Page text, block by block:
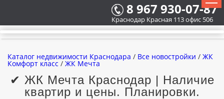
8 967 930-07-87
Краснодар Красная 113 офис 506
ВСЕ НОВОСТРОЙКИ
Каталог недвижимости Краснодара / Все новостройки / ЖК
Комфорт класс / ЖК Мечта
✔ ЖК Мечта Краснодар | Наличие
квартир и цены. Планировки.